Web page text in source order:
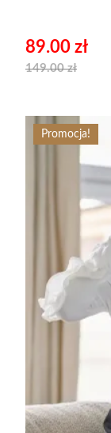
149.00zł
89.00 zł
Promocja!